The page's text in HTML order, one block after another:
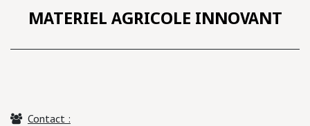
MATERIEL AGRICOLE INNOVANT
Contact :